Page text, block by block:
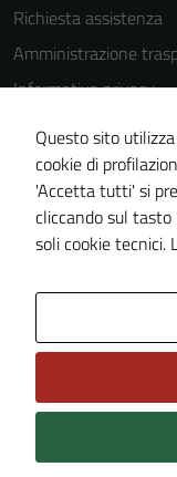
Richiesta assistenza
Amministrazione
Informativa privacy
Cookie Policy
Note legali
Dichiarazione di
Piano di
Technical
Questo sito
cookie di
'Accetta tutti' si
cliccando sul
soli cookie tecnici.